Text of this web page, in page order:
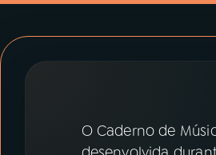
ACOMPANHE A RÁDIO MEC
O Caderno de